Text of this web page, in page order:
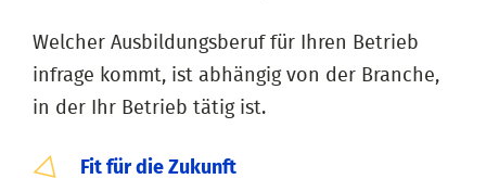
Welcher Ausbildungsberuf für Ihren Betrieb
infrage kommt, ist abhängig von der Branche,
in der Ihr Betrieb tätig ist.
Fit für die Zukunft